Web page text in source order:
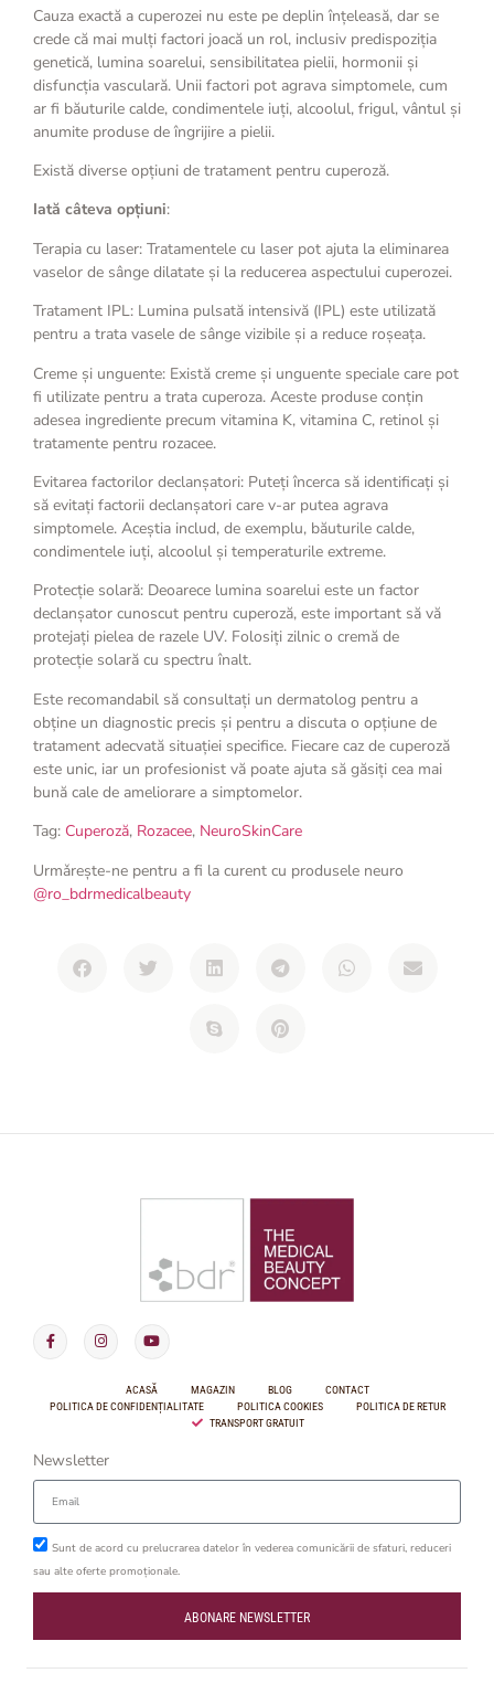
Cauza exactă a cuperozei nu este pe deplin înțeleasă, dar se
crede că mai mulți factori joacă un rol, inclusiv predispoziția
genetică, lumina soarelui, sensibilitatea pielii, hormonii și
disfuncția vasculară. Unii factori pot agrava simptomele, cum
ar fi băuturile calde, condimentele iuți, alcoolul, frigul, vântul și
anumite produse de îngrijire a pielii.
Există diverse opțiuni de tratament pentru cuperoză.
Iată câteva opțiuni:
Terapia cu laser: Tratamentele cu laser pot ajuta la eliminarea
vaselor de sânge dilatate și la reducerea aspectului cuperozei.
Tratament IPL: Lumina pulsată intensivă (IPL) este utilizată
pentru a trata vasele de sânge vizibile și a reduce roșeața.
Creme și unguente: Există creme și unguente speciale care pot
fi utilizate pentru a trata cuperoza. Aceste produse conțin
adesea ingrediente precum vitamina K, vitamina C, retinol și
tratamente pentru rozacee.
Evitarea factorilor declanșatori: Puteți încerca să identificați și
să evitați factorii declanșatori care v-ar putea agrava
simptomele. Aceștia includ, de exemplu, băuturile calde,
condimentele iuți, alcoolul și temperaturile extreme.
Protecție solară: Deoarece lumina soarelui este un factor
declanșator cunoscut pentru cuperoză, este important să vă
protejați pielea de razele UV. Folosiți zilnic o cremă de
protecție solară cu spectru înalt.
Este recomandabil să consultați un dermatolog pentru a
obține un diagnostic precis și pentru a discuta o opțiune de
tratament adecvată situației specifice. Fiecare caz de cuperoză
este unic, iar un profesionist vă poate ajuta să găsiți cea mai
bună cale de ameliorare a simptomelor.
Tag: Cuperoză, Rozacee, NeuroSkinCare
Urmǎreşte-ne pentru a fi la curent cu produsele neuro
@ro_bdrmedicalbeauty
ACASĂ MAGAZIN BLOG
CONTACT
POLITICA DE CONFIDENȚIALITATE
POLITICA COOKIES
POLITICA DE RETUR
TRANSPORT GRATUIT
Newsletter
Sunt de acord cu prelucrarea datelor în vederea comunicării de sfaturi, reduceri
sau alte oferte promoționale.
ABONARE NEWSLETTER